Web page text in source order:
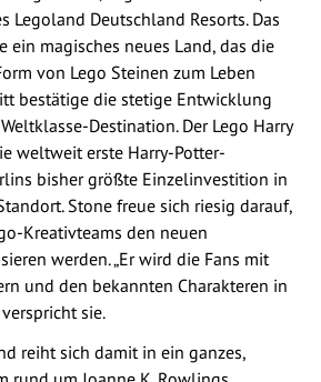
Legoland Deutschland Resorts. Das
ein magisches neues Land, das die
von Lego Steinen zum Leben
bestätige die stetige Entwicklung
Destination. Der Lego Harry
weltweit erste Harry-Potter-
bisher größte Einzelinvestition in
Stone freue sich riesig darauf,
Kreativteams den neuen
werden. „Er wird die Fans mit
und den bekannten Charakteren in
sie.
reiht sich damit in ein ganzes,